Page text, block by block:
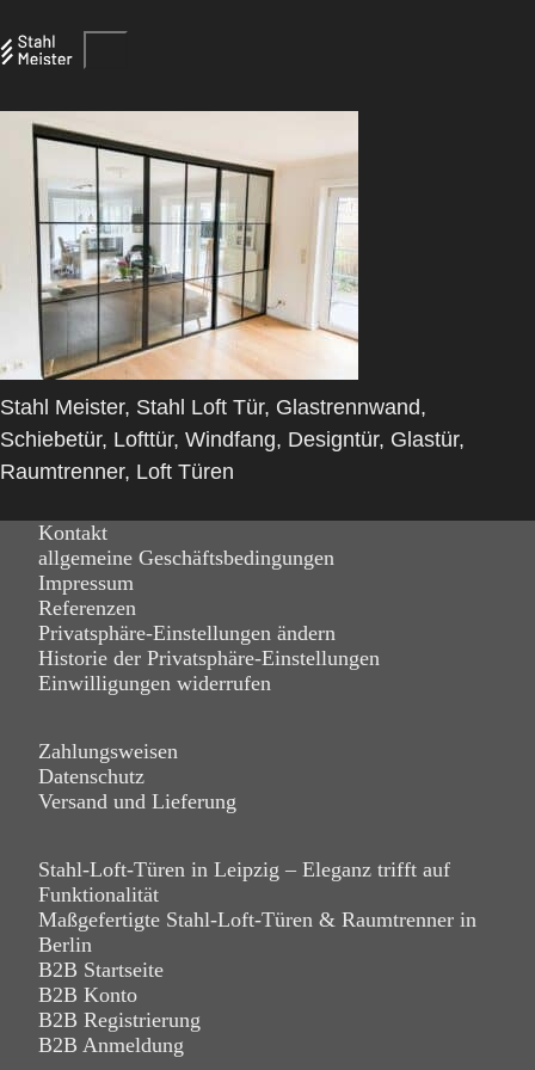
Stahl Meister, Stahl Loft Tür, Glastrennwand,
Schiebetür, Lofttür, Windfang, Designtür, Glastür,
Raumtrenner, Loft Türen
Kontakt
allgemeine Geschäftsbedingungen
Impressum
Referenzen
Privatsphäre-Einstellungen ändern
Historie der Privatsphäre-Einstellungen
Einwilligungen widerrufen
Zahlungsweisen
Datenschutz
Versand und Lieferung
Stahl-Loft-Türen in Leipzig – Eleganz trifft auf
Funktionalität
Maßgefertigte Stahl-Loft-Türen & Raumtrenner in
Berlin
B2B Startseite
B2B Konto
B2B Registrierung
B2B Anmeldung